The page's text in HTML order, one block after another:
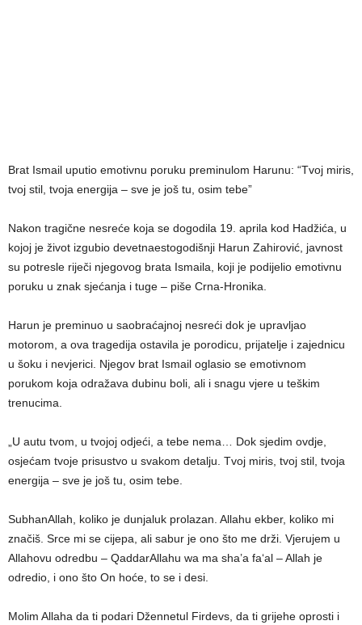
Brat Ismail uputio emotivnu poruku preminulom Harunu: “Tvoj miris,
tvoj stil, tvoja energija – sve je još tu, osim tebe”
Nakon tragične nesreće koja se dogodila 19. aprila kod Hadžića, u
kojoj je život izgubio devetnaestogodišnji Harun Zahirović, javnost
su potresle riječi njegovog brata Ismaila, koji je podijelio emotivnu
poruku u znak sjećanja i tuge – piše Crna-Hronika.
Harun je preminuo u saobraćajnoj nesreći dok je upravljao
motorom, a ova tragedija ostavila je porodicu, prijatelje i zajednicu
u šoku i nevjerici. Njegov brat Ismail oglasio se emotivnom
porukom koja odražava dubinu boli, ali i snagu vjere u teškim
trenucima.
„U autu tvom, u tvojoj odjeći, a tebe nema… Dok sjedim ovdje,
osjećam tvoje prisustvo u svakom detalju. Tvoj miris, tvoj stil, tvoja
energija – sve je još tu, osim tebe.
SubhanAllah, koliko je dunjaluk prolazan. Allahu ekber, koliko mi
značiš. Srce mi se cijepa, ali sabur je ono što me drži. Vjerujem u
Allahovu odredbu – QaddarAllahu wa ma sha’a fa‘al – Allah je
odredio, i ono što On hoće, to se i desi.
Molim Allaha da ti podari Džennetul Firdevs, da ti grijehe oprosti i